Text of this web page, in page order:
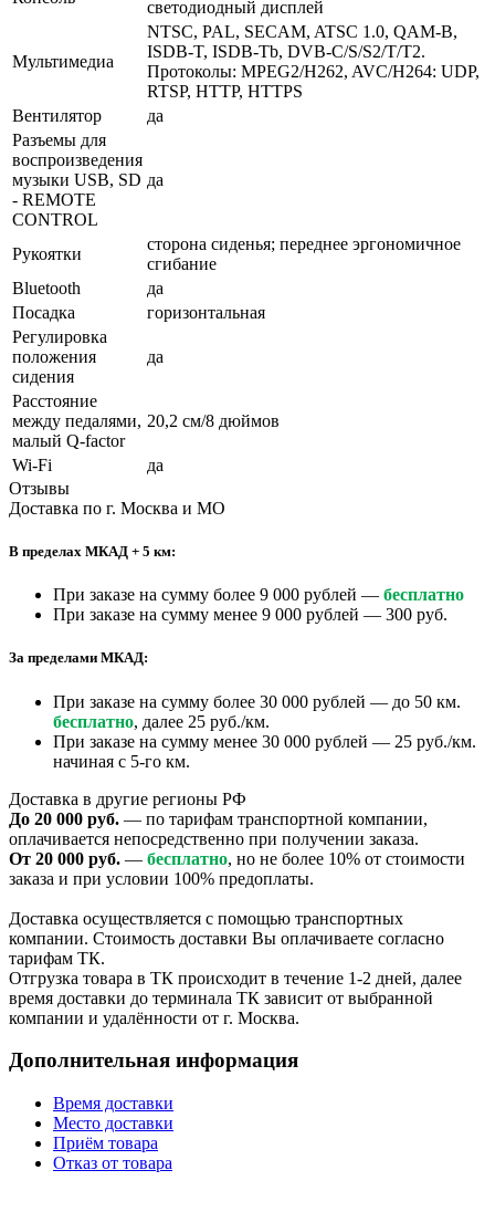
светодиодный дисплей
Мультимедиа
NTSC, PAL, SECAM, ATSC 1.0, QAM-B,
ISDB-T, ISDB-Tb, DVB-C/S/S2/T/T2.
Протоколы: MPEG2/H262, AVC/H264: UDP,
RTSP, HTTP, HTTPS
Вентилятор
да
Разъемы для
воспроизведения
музыки USB, SD
- REMOTE
CONTROL
да
Рукоятки
сторона сиденья; переднее эргономичное
сгибание
Bluetooth
да
Посадка
горизонтальная
Регулировка
положения
сидения
да
Расстояние
между педалями,
малый Q-factor
20,2 см/8 дюймов
Wi-Fi
да
Отзывы
Доставка по г. Москва и МО
В пределах МКАД + 5 км:
При заказе на сумму более 9 000 рублей — бесплатно
При заказе на сумму менее 9 000 рублей — 300 руб.
За пределами МКАД:
При заказе на сумму более 30 000 рублей — до 50 км.
бесплатно, далее 25 руб./км.
При заказе на сумму менее 30 000 рублей — 25 руб./км.
начиная с 5-го км.
Доставка в другие регионы РФ
До 20 000 руб. — по тарифам транспортной компании,
оплачивается непосредственно при получении заказа.
От 20 000 руб. — бесплатно, но не более 10% от стоимости
заказа и при условии 100% предоплаты.
Доставка осуществляется с помощью транспортных
компании. Стоимость доставки Вы оплачиваете согласно
тарифам ТК.
Отгрузка товара в ТК происходит в течение 1-2 дней, далее
время доставки до терминала ТК зависит от выбранной
компании и удалённости от г. Москва.
Дополнительная информация
Время доставки
Место доставки
Приём товара
Отказ от товара